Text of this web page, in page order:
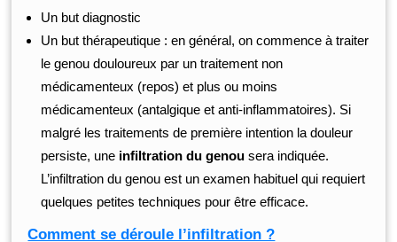
Un but diagnostic
Un but thérapeutique : en général, on commence à traiter
le genou douloureux par un traitement non
médicamenteux (repos) et plus ou moins
médicamenteux (antalgique et anti-inflammatoires). Si
malgré les traitements de première intention la douleur
persiste, une infiltration du genou sera indiquée.
L’infiltration du genou est un examen habituel qui requiert
quelques petites techniques pour être efficace.
Comment se déroule l’infiltration ?